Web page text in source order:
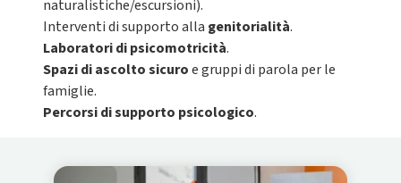
naturalistiche/escursioni)​.
Interventi di supporto alla genitorialità.
Laboratori di psicomotricità.
Spazi di ascolto sicuroe gruppi di parola per le
famiglie.
Percorsi di supporto psicologico.